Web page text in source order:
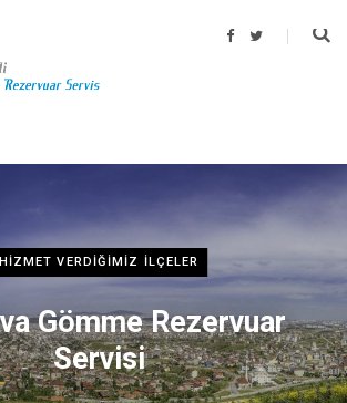
F
T
HIZMET VERDIĞIMIZ İLÇELER
Gömme Rezervuar
Servisi